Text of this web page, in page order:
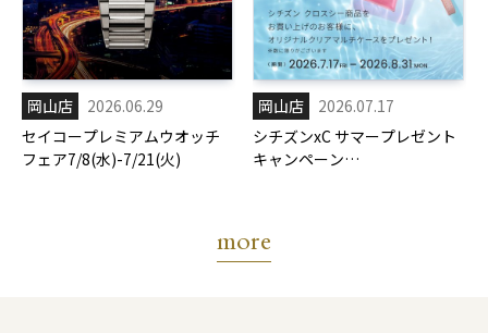
岡山店
2026.06.29
セイコープレミアムウオッチ
フェア7/8(水)-7/21(火)
岡山店
2026.07.17
シチズンxC サマープレゼント
キャンペーン
more